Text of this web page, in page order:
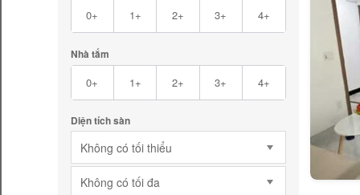
0+ 1+ 2+ 3+ 4+
Nhà tắm
0+ 1+ 2+ 3+ 4+
Diện tích sàn
Không có tối thiểu
Không có tối đa